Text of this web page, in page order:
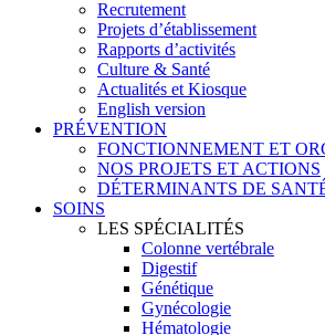
Recrutement
Projets d’établissement
Rapports d’activités
Culture & Santé
Actualités et Kiosque
English version
PRÉVENTION
FONCTIONNEMENT ET
NOS PROJETS ET ACTIONS
DÉTERMINANTS DE
SOINS
LES SPÉCIALITÉS
Colonne vertébrale
Digestif
Génétique
Gynécologie
Hématologie